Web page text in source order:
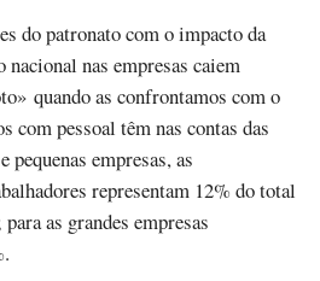
do patronato com o impacto da
nas empresas caiem
quando as confrontamos com o
com pessoal têm nas contas das
pequenas empresas, as
representam 12% do total
as grandes empresas